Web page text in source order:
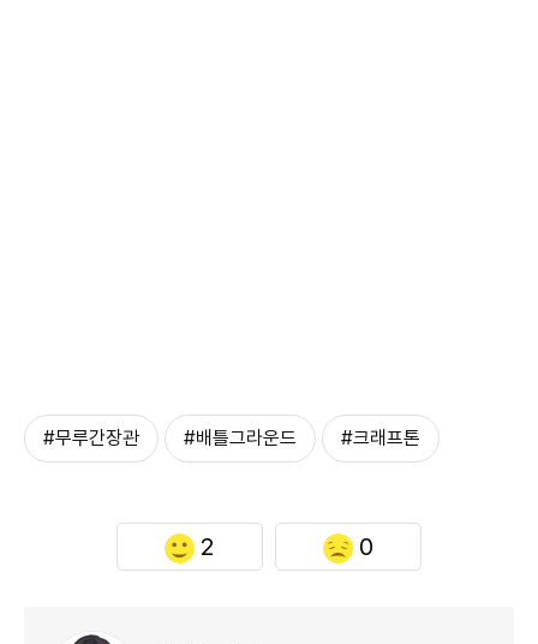
#무루간장관 #배틀그라운드 #크래프톤
2 0